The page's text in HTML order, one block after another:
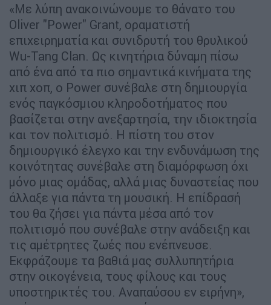
«Με λύπη ανακοινώνουμε το θάνατο του
Oliver "Power" Grant, οραματιστή
επιχειρηματία και συνιδρυτή του θρυλικού
Wu-Tang Clan. Ως κινητήρια δύναμη πίσω
από ένα από τα πιο σημαντικά κινήματα της
χιπ χοπ, ο Power συνέβαλε στη δημιουργία
ενός παγκόσμιου κληροδοτήματος που
βασίζεται στην ανεξαρτησία, την ιδιοκτησία
και τον πολιτισμό. Η πίστη του στον
δημιουργικό έλεγχο και την ενδυνάμωση της
κοινότητας συνέβαλε στη διαμόρφωση όχι
μόνο μιας ομάδας, αλλά μιας δυναστείας που
άλλαξε για πάντα τη μουσική. Η επίδρασή
του θα ζήσει για πάντα μέσα από τον
πολιτισμό που συνέβαλε στην ανάδειξη και
τις αμέτρητες ζωές που ενέπνευσε.
Εκφράζουμε τα βαθιά μας συλλυπητήρια
στην οικογένεια, τους φίλους και τους
υποστηρικτές του. Αναπαύσου εν ειρήνη»,